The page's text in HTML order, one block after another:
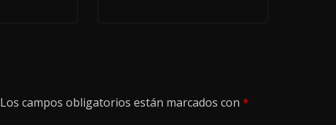
Los campos obligatorios están marcados con *